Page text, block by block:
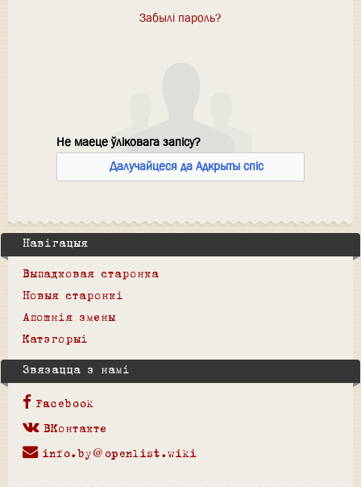
Забылі пароль?
Не маеце ўліковага запісу?
Далучайцеся да Адкрыты спіс
Навігацыя
Выпадковая старонка
Новыя старонкі
Апошнія змены
Катэгорыі
Звязацца з намі
Facebook
ВКонтакте
info.by@openlist.wiki